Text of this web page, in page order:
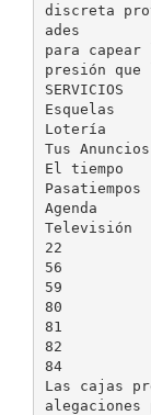
discreta
ades
para
presión que
SERVICIOS
Esquelas
Lotería
Tus Anuncios
El tiempo
Pasatiempos
Agenda
Televisión
22
56
59
80
81
82
84
Las cajas
alegaciones